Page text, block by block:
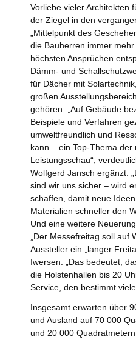
Vorliebe vieler Architekten
der Ziegel in den
„Mittelpunkt des
die Bauherren immer
höchsten Ansprüchen
Dämm- und
für Dächer mit
großen
gehören. „Auf Gebäude
Beispiele und Verfahren
umweltfreundlich und
kann – ein Top-Thema der
Leistungsschau“,
Wolfgerd Jansch ergänzt:
sind wir uns sicher – wird
schaffen, damit neue
Materialien schneller den
Und eine weitere
„Der Messefreitag soll auf
Aussteller ein „langer
Iwersen. „Das bedeutet,
die Holstenhallen bis 20
Service, den bestimmt
Insgesamt erwarten über
und Ausland auf 70 000
und 20 000